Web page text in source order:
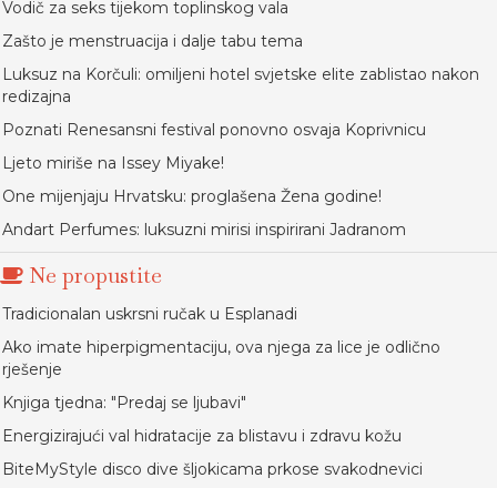
Vodič za seks tijekom toplinskog vala
Zašto je menstruacija i dalje tabu tema
Luksuz na Korčuli: omiljeni hotel svjetske elite zablistao nakon
redizajna
Poznati Renesansni festival ponovno osvaja Koprivnicu
Ljeto miriše na Issey Miyake!
One mijenjaju Hrvatsku: proglašena Žena godine!
Andart Perfumes: luksuzni mirisi inspirirani Jadranom
Ne propustite
Tradicionalan uskrsni ručak u Esplanadi
Ako imate hiperpigmentaciju, ova njega za lice je odlično
rješenje
Knjiga tjedna: "Predaj se ljubavi"
Energizirajući val hidratacije za blistavu i zdravu kožu
BiteMyStyle disco dive šljokicama prkose svakodnevici